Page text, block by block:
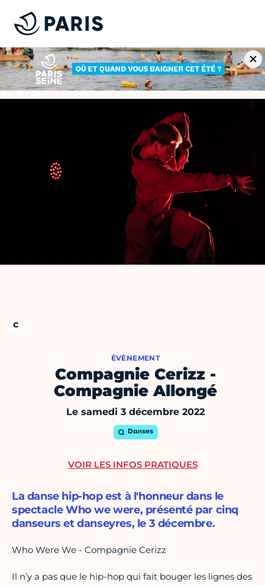
ÉVÈNEMENT
Compagnie Cerizz -
Compagnie Allongé
Le samedi 3 décembre 2022
Danses
La danse hip-hop est à l'honneur dans le
spectacle Who we were, présenté par cinq
danseurs et danseyres, le 3 décembre.
Who Were We - Compagnie Cerizz
Il n’y a pas que le hip-hop qui fait bouger les lignes des
VOIR LES INFOS PRATIQUES